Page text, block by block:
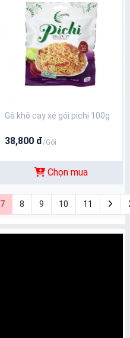
Gà khô cay xé gói pichi 100g
38,800 đ/Gói
Chọn mua
7 8 9 10 11